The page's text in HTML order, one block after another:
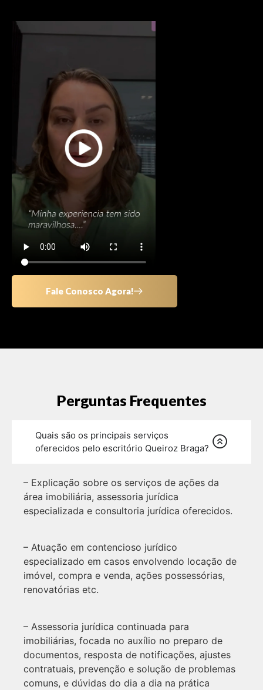
Fale Conosco Agora!
Perguntas Frequentes
Quais são os principais serviços
oferecidos pelo escritório Queiroz Braga?
– Explicação sobre os serviços de ações da
área imobiliária, assessoria jurídica
especializada e consultoria jurídica oferecidos.
– Atuação em contencioso jurídico
especializado em casos envolvendo locação de
imóvel, compra e venda, ações possessórias,
renovatórias etc.
– Assessoria jurídica continuada para
imobiliárias, focada no auxílio no preparo de
documentos, resposta de notificações, ajustes
contratuais, prevenção e solução de problemas
comuns, e dúvidas do dia a dia na prática